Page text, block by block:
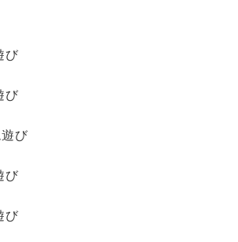
び
び
び
び
び